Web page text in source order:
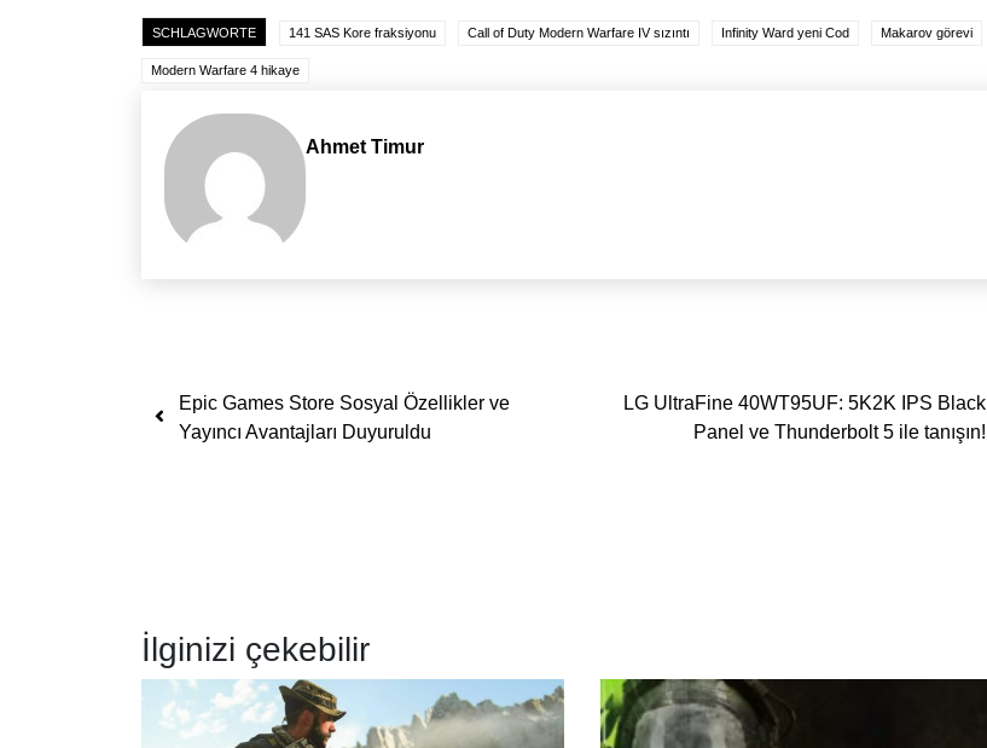
SCHLAGWORTE 141 SAS Kore fraksiyonu Call of Duty Modern Warfare IV sızıntı Infinity Ward yeni Cod Makarov görevi
Modern Warfare 4 hikaye
Ahmet Timur
Yazı dolaşımı
Epic Games Store Sosyal Özellikler ve
Yayıncı Avantajları Duyuruldu
LG UltraFine 40WT95UF: 5K2K IPS Black
Panel ve Thunderbolt 5 ile tanışın!
İlginizi çekebilir